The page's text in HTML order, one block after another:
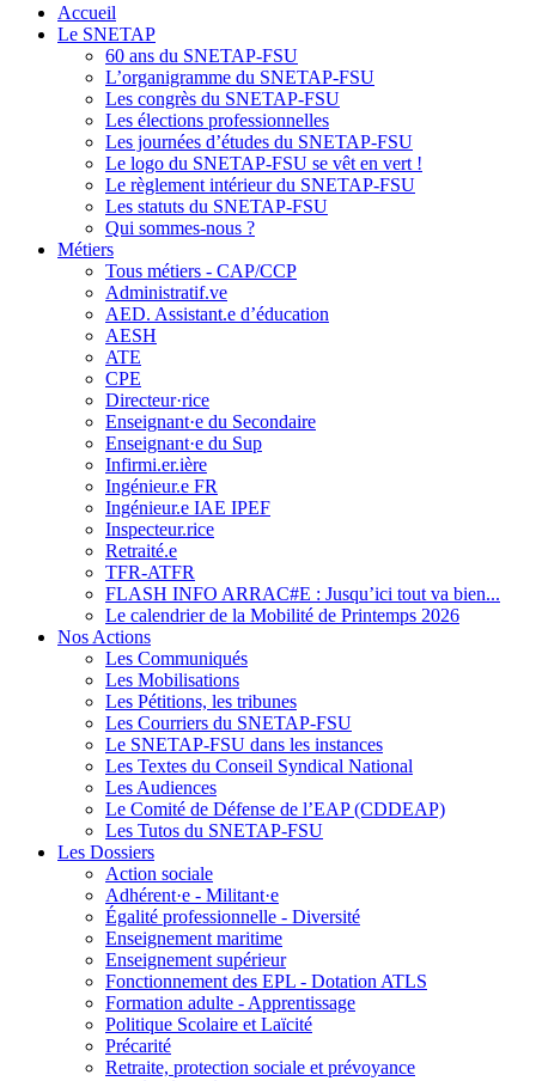
Accueil
Le SNETAP
60 ans du SNETAP-FSU
L’organigramme du SNETAP-FSU
Les congrès du SNETAP-FSU
Les élections professionnelles
Les journées d’études du SNETAP-FSU
Le logo du SNETAP-FSU se vêt en vert !
Le règlement intérieur du SNETAP-FSU
Les statuts du SNETAP-FSU
Qui sommes-nous ?
Métiers
Tous métiers - CAP/CCP
Administratif.ve
AED. Assistant.e d’éducation
AESH
ATE
CPE
Directeur·rice
Enseignant·e du Secondaire
Enseignant·e du Sup
Infirmi.er.ière
Ingénieur.e FR
Ingénieur.e IAE IPEF
Inspecteur.rice
Retraité.e
TFR-ATFR
FLASH INFO ARRAC#E : Jusqu’ici tout va bien...
Le calendrier de la Mobilité de Printemps 2026
Nos Actions
Les Communiqués
Les Mobilisations
Les Pétitions, les tribunes
Les Courriers du SNETAP-FSU
Le SNETAP-FSU dans les instances
Les Textes du Conseil Syndical National
Les Audiences
Le Comité de Défense de l’EAP (CDDEAP)
Les Tutos du SNETAP-FSU
Les Dossiers
Action sociale
Adhérent·e - Militant·e
Égalité professionnelle - Diversité
Enseignement maritime
Enseignement supérieur
Fonctionnement des EPL - Dotation ATLS
Formation adulte - Apprentissage
Politique Scolaire et Laïcité
Précarité
Retraite, protection sociale et prévoyance